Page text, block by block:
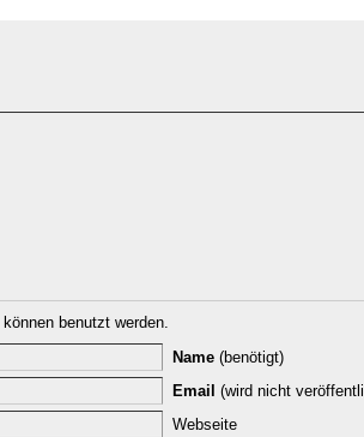
können benutzt werden.
Name (benötigt)
Email (wird nicht
Webseite